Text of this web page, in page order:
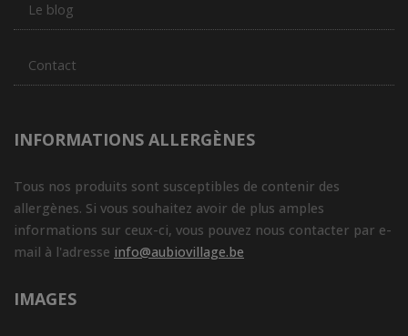
Le blog
Contact
INFORMATIONS ALLERGÈNES
Tous nos produits sont susceptibles de contenir des
allergènes. Si vous souhaitez avoir de plus amples
informations sur ceux-ci, vous pouvez nous contacter par e-
mail à l'adresse info@aubiovillage.be
IMAGES